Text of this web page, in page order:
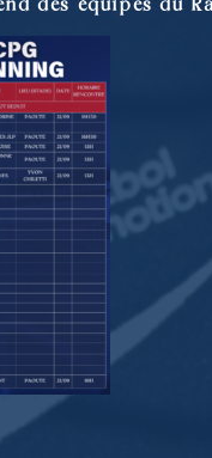
des équipes du